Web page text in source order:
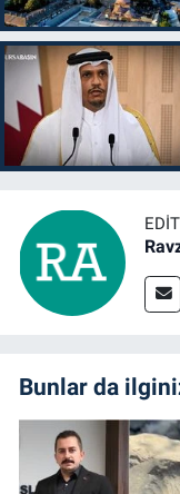
Bunlar da